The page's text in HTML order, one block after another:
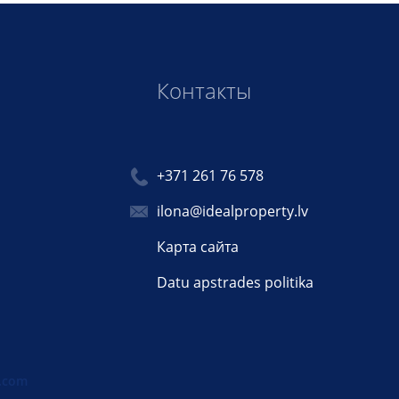
Контакты
+371 261 76 578
ilona@idealproperty.lv
Карта сайта
Datu apstrades politika